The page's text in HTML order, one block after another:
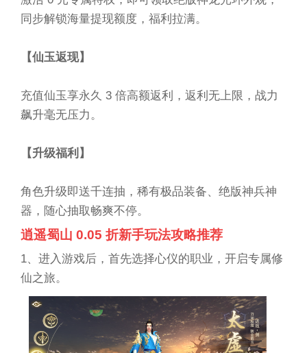
同步解锁海量提现额度，福利拉满。
【仙玉返现】
充值仙玉享永久 3 倍高额返利，返利无上限，战力
飙升毫无压力。
【升级福利】
角色升级即送千连抽，稀有极品装备、绝版神兵神
器，随心抽取畅爽不停。
逍遥蜀山 0.05 折新手玩法攻略推荐
1、进入游戏后，首先选择心仪的职业，开启专属修
仙之旅。